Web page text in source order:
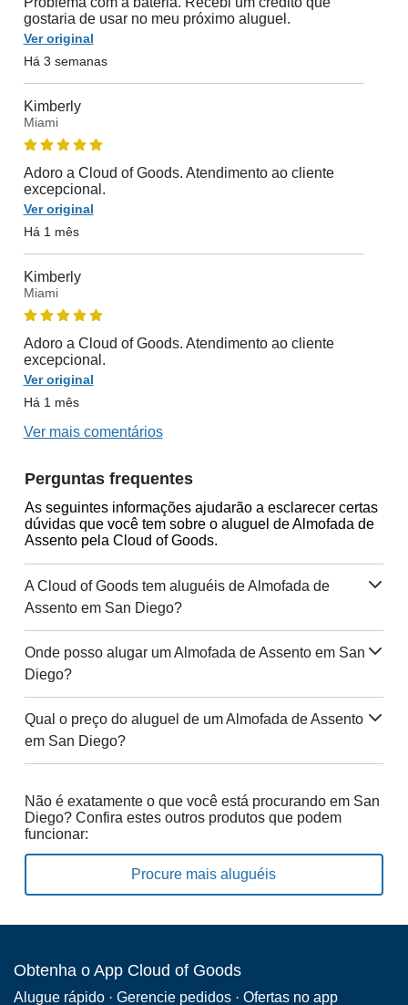
gostaria de usar no meu próximo aluguel.
Ver original
Há 3 semanas
Kimberly
Miami
Adoro a Cloud of Goods. Atendimento ao cliente
excepcional.
Ver original
Há 1 mês
Kimberly
Miami
Adoro a Cloud of Goods. Atendimento ao cliente
excepcional.
Ver original
Há 1 mês
Ver mais comentários
Perguntas frequentes
As seguintes informações ajudarão a esclarecer certas
dúvidas que você tem sobre o aluguel de Almofada de
Assento pela Cloud of Goods.
A Cloud of Goods tem aluguéis de Almofada de
Assento em San Diego?
Onde posso alugar um Almofada de Assento em San
Diego?
Qual o preço do aluguel de um Almofada de Assento
em San Diego?
Não é exatamente o que você está procurando em San
Diego? Confira estes outros produtos que podem
funcionar:
Procure mais aluguéis
Obtenha o App Cloud of Goods
Alugue rápido · Gerencie pedidos · Ofertas no app